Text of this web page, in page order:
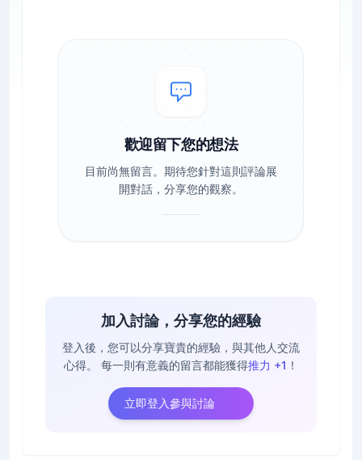
歡迎留下您的想法
目前尚無留言。期待您針對這則評論展
開對話，分享您的觀察。
加入討論，分享您的經驗
登入後，您可以分享寶貴的經驗，與其他人交流
心得。
每一則有意義的留言都能獲得推力 +1 ！
立即登入參與討論